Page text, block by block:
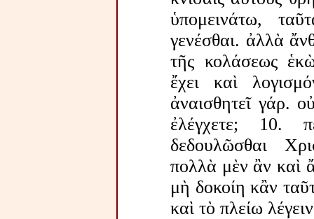
ὑπομεινάτω,
γενέσθαι. ἀλλὰ
τῆς κολάσεως
ἔχει καὶ
ἀναισθητεῖ γάρ.
ἐλέγχετε;
δεδουλῶσθαι
πολλὰ μὲν ἂν καὶ
μὴ δοκοίη κἂν
καὶ τὸ πλείω